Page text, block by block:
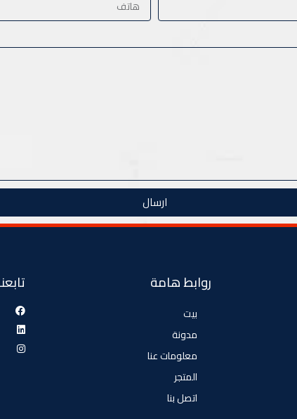
ارسال
روابط هامة
بيت
مدونة
معلومات عنا
المتجر
اتصل بنا